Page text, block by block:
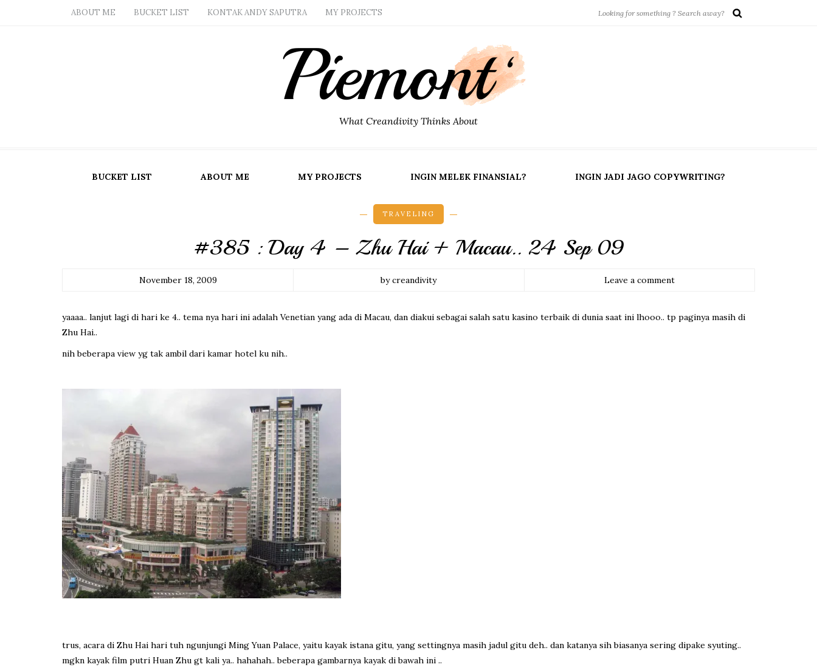
ABOUT ME BUCKET LIST KONTAK ANDY SAPUTRA MY PROJECTS
What Creandivity Thinks About
BUCKET LIST ABOUT ME MY PROJECTS INGIN MELEK FINANSIAL? INGIN JADI JAGO COPYWRITING?
TRAVELING
#385 : Day 4 – Zhu Hai + Macau.. 24 Sep 09
November 18, 2009 by creandivity Leave a comment
yaaaa.. lanjut lagi di hari ke 4.. tema nya hari ini adalah Venetian yang ada di Macau, dan diakui sebagai salah satu kasino terbaik di dunia saat ini lhooo.. tp paginya masih di
Zhu Hai..
nih beberapa view yg tak ambil dari kamar hotel ku nih..
trus, acara di Zhu Hai hari tuh ngunjungi Ming Yuan Palace, yaitu kayak istana gitu, yang settingnya masih jadul gitu deh.. dan katanya sih biasanya sering dipake syuting..
mgkn kayak film putri Huan Zhu gt kali ya.. hahahah.. beberapa gambarnya kayak di bawah ini ..